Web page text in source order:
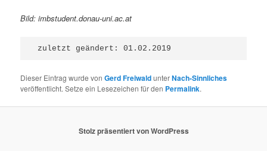
Bild: imbstudent.donau-uni.ac.at
zuletzt geändert: 01.02.2019
Dieser Eintrag wurde vonGerd FreiwaldunterNach-Sinnliches
veröffentlicht. Setze ein Lesezeichen für den Permalink.
Stolz präsentiert von WordPress